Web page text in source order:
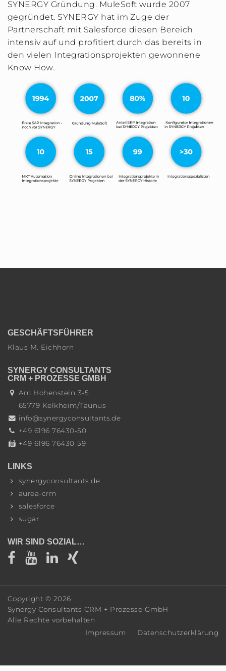
SYNERGY Gründung. MuleSoft wurde 2007
gegründet. SYNERGY hat im Zuge der
Partnerschaft mit Salesforce diesen Bereich
intensiv auf und profitiert durch das bereits in
den vielen Integrationsprojekten gewonnene
Know How.
GESCHÄFTSFÜHRER
Klaus M. Eichhorn
SYNERGY CONSULTANTS
CRM + PROZESSE GMBH
Am Hohenstein 3-5
65779 Kelkheim/Taunus
info@synergyconsultants.de
+49 6196 76430-50
+49 6196 76430-59
LINKS
synergyconsultants.de
aurea-crm
salesforce
sugar
WIR SIND SOZIAL…
Copyright © 2026
Synergy Consultants CRM + Prozesse GmbH
Alle Rechte vorbehalten
Impressum
Datenschutzerklärung